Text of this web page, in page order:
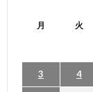
月 火
3 4